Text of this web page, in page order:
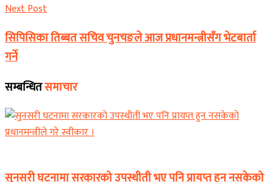
Next Post
सिपिसिका तिब्बत सचिव चुनचङले आज प्रधानमन्त्रीसँग भेटबार्ता
गर्ने
सम्बन्धितसमाचार
सुनसरी घटनामा सरकारको उपस्थीती भए पनि प्रायप्त हुन नसकेको